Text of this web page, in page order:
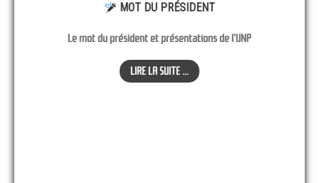
MOT DU PRÉSIDENT
Le mot du président et présentations de l'UNP
LIRE LA SUITE ...